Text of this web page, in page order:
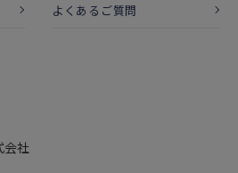
よくあるご質問
会社